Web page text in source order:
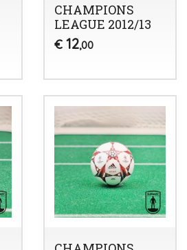
CHAMPIONS
LEAGUE 2012/13
€ 12,00